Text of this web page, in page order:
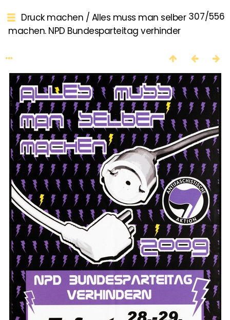
307/556
Druck machen / Alles muss man selber
machen. NPD Bundesparteitag verhinder